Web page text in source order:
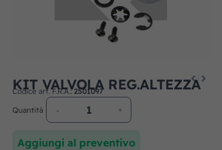
KIT VALVOLA REG.ALTEZZA
Codice art. F.R.A.:2501097
Quantità
Aggiungi al preventivo